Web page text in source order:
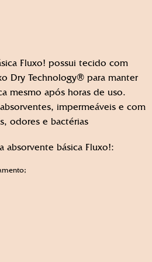
Fluxo! possui tecido com
Dry Technology® para manter
mesmo após horas de uso.
impermeáveis e com
odores e bactérias
absorvente básica Fluxo!: